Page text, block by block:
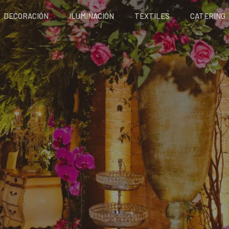
DECORACIÓN ILUMINACIÓN TEXTILES CATERING